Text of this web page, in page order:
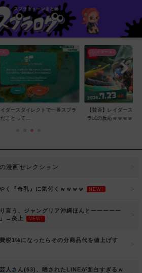
ス
ダースダイレクトで一番スプラ
ことって...
レイダース
【賛否】レイダースダ
ラ民の反応ｗｗｗｗ...
漫画セレクション
く『奇乳』に気付くｗｗｗｗ NEW!
言う、ジャングリア沖縄ほんとーーーーー
→炎上
NEW!
税1%になったらその分商品代を値上げす
人さん(63)、晒されたLINEが面白すぎるｗ